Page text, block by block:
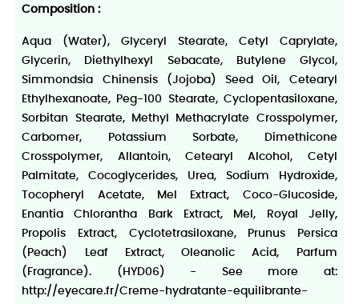
Composition :
Aqua (Water), Glyceryl Stearate, Cetyl Caprylate,
Glycerin, Diethylhexyl Sebacate, Butylene Glycol,
Simmondsia Chinensis (Jojoba) Seed Oil, Cetearyl
Ethylhexanoate, Peg-100 Stearate, Cyclopentasiloxane,
Sorbitan Stearate, Methyl Methacrylate Crosspolymer,
Carbomer, Potassium Sorbate, Dimethicone
Crosspolymer, Allantoin, Cetearyl Alcohol, Cetyl
Palmitate, Cocoglycerides, Urea, Sodium Hydroxide,
Tocopheryl Acetate, Mel Extract, Coco-Glucoside,
Enantia Chlorantha Bark Extract, Mel, Royal Jelly,
Propolis Extract, Cyclotetrasiloxane, Prunus Persica
(Peach) Leaf Extract, Oleanolic Acid, Parfum
(Fragrance). (HYD06) - See more at:
http://eyecare.fr/Creme-hydratante-equilibrante-